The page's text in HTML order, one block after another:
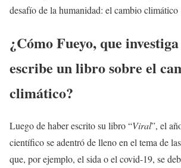
desafío de la humanidad: el cambio climático
¿Cómo Fueyo, que
escribe un libro sobre el
climático?
Luego de haber escrito su libro “Viral”, el
científico se adentró de lleno en el tema de
que, por ejemplo, el sida o el covid-19, se